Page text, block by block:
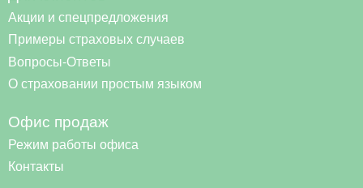
Акции и спецпредложения
Примеры страховых случаев
Вопросы-Ответы
О страховании простым языком
Офис продаж
Режим работы офиса
Контакты